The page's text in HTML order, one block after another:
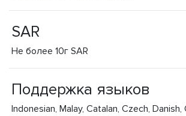
SAR
Не более 10г SAR
Поддержка языков
Indonesian, Malay, Catalan, Czech, Danish,